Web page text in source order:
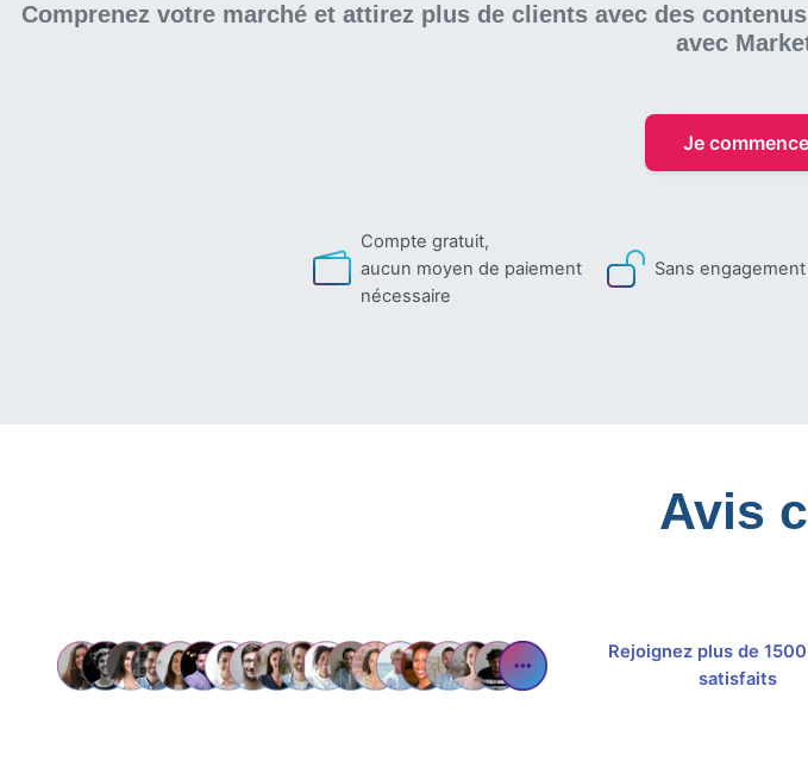
Comprenez votre marché et attirez plus de clients avec des
avec
Je
Compte gratuit,
aucun moyen de paiement
nécessaire
Sans engagement
Avis
Rejoignez plus de
satisfaits